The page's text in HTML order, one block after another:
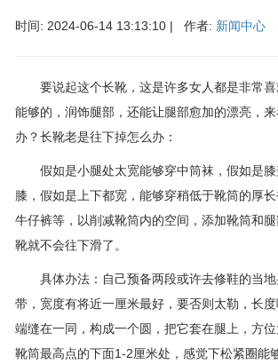
时间: 2024-06-14 13:13:10 | 作者: 新闻中心
要说起这个长靴，这是许多女人都是非常喜
能够的，润饰腿部，还能让腿部愈加的漂亮，
办？长靴老是往下掉怎么办：
假如是小腿处太宽能够穿中筒袜，假如是膝
膝，假如是上下都宽，能够穿稍低于靴筒的厚
牛仔裤等，以削减靴筒内的空间，添加靴筒和
靴就不会往下滑了。
具体办法：自己预备两段或许去修鞋的当地
带，宽度有将近一厘米最好，要否则太勒，长
端缝在一同，构成一个圆，把它套在腿上，方
靴筒最高点的下面1-2厘米处，感觉下松紧圈能